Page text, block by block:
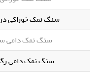
سنگ نمک خوراکی
سنگ نمک دامی
سنگ نمک دامی